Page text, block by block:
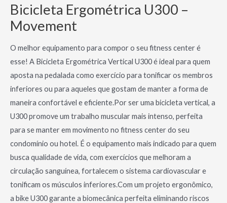
Bicicleta Ergométrica U300 –
Movement
O melhor equipamento para compor o seu fitness center é
esse! A Bicicleta Ergométrica Vertical U300 é ideal para quem
aposta na pedalada como exercício para tonificar os membros
inferiores ou para aqueles que gostam de manter a forma de
maneira confortável e eficiente.Por ser uma bicicleta vertical, a
U300 promove um trabalho muscular mais intenso, perfeita
para se manter em movimento no fitness center do seu
condomínio ou hotel. É o equipamento mais indicado para quem
busca qualidade de vida, com exercícios que melhoram a
circulação sanguínea, fortalecem o sistema cardiovascular e
tonificam os músculos inferiores.Com um projeto ergonômico,
a bike U300 garante a biomecânica perfeita eliminando riscos